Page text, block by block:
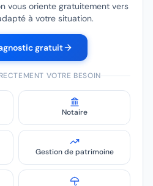
vous oriente gratuitement vers
à votre situation.
gratuit
VOTRE BESOIN
Notaire
Gestion de patrimoine